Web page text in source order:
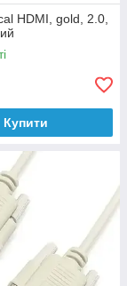
HDMI, gold, 2.0,
Купити